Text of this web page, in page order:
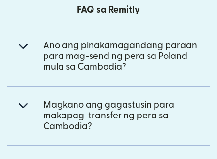
FAQ sa Remitly
Ano ang pinakamagandang paraan
para mag-send ng pera sa Poland
mula sa Cambodia?
Magkano ang gagastusin para
makapag-transfer ng pera sa
Cambodia?